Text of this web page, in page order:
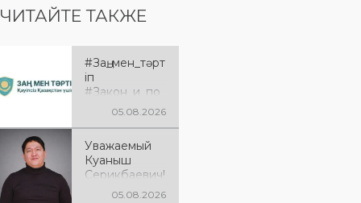
ЧИТАЙТЕ ТАКЖЕ
#Заң_мен_тәрт
іп
#Закон_и_по
рядок05.08.2026
Уважаемый
Куаныш
Серикбаевич!
От всей05.08.2026